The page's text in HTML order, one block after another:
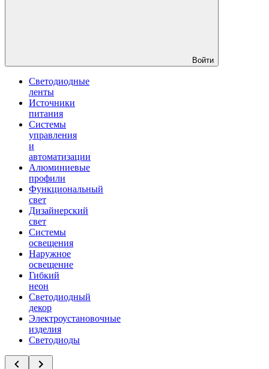
Войти
Светодиодные
ленты
Источники
питания
Системы
управления
и
автоматизации
Алюминиевые
профили
Функциональный
свет
Дизайнерский
свет
Системы
освещения
Наружное
освещение
Гибкий
неон
Светодиодный
декор
Электроустановочные
изделия
Светодиоды